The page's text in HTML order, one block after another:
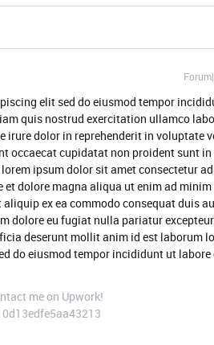
elit sed do eiusmod tempor
quis nostrud exercitation ullamco
irure dolor in reprehenderit in voluptate
occaecat cupidatat non proident sunt
ipsum dolor sit amet consectetur
dolore magna aliqua ut enim ad
ex ea commodo consequat duis
dolore eu fugiat nulla pariatur
deserunt mollit anim id est laborum
do eiusmod tempor incididunt ut labore
me on Upwork!